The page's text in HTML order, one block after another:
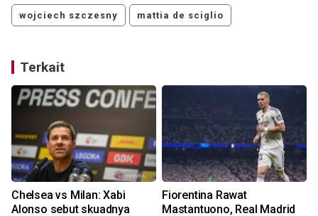
wojciech szczesny mattia de sciglio
Terkait
Chelsea vs Milan: Xabi
Alonso sebut skuadnya
Fiorentina Rawat
Mastantuono, Real Madrid